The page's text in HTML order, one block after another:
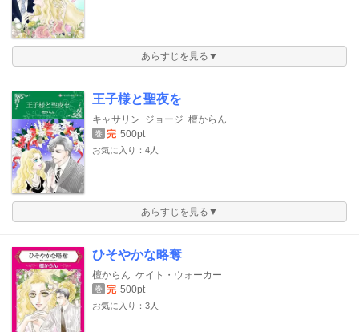
あらすじを見る▼
王子様と聖夜を
キャサリン･ジョージ 檀からん
巻 完 500pt
お気に入り：4人
あらすじを見る▼
ひそやかな略奪
檀からん ケイト・ウォーカー
巻 完 500pt
お気に入り：3人